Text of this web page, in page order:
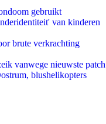
gebruikt
van kinderen
brute verkrachting
vanwege nieuwste patch
blushelikopters